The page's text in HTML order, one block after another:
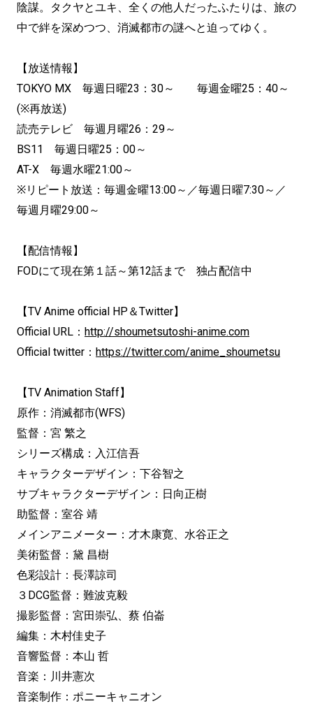
陰謀。タクヤとユキ、全くの他人だったふたりは、旅の
中で絆を深めつつ、消滅都市の謎へと迫ってゆく。
【放送情報】
TOKYO MX 毎週日曜23：30～ 毎週金曜25：40～
(※再放送)
読売テレビ 毎週月曜26：29～
BS11 毎週日曜25：00～
AT-X 毎週水曜21:00～
※リピート放送：毎週金曜13:00～／毎週日曜7:30～／
毎週月曜29:00～
【配信情報】
FODにて現在第１話～第12話まで 独占配信中
【TV Anime official HP＆Twitter】
Official URL： http://shoumetsutoshi-anime.com
Official twitter： https://twitter.com/anime_shoumetsu
【TV Animation Staff】
原作：消滅都市(WFS)
監督：宮 繁之
シリーズ構成：入江信吾
キャラクターデザイン：下谷智之
サブキャラクターデザイン：日向正樹
助監督：室谷 靖
メインアニメーター：才木康寛、水谷正之
美術監督：黛 昌樹
色彩設計：長澤諒司
３DCG監督：難波克毅
撮影監督：宮田崇弘、蔡 伯崙
編集：木村佳史子
音響監督：本山 哲
音楽：川井憲次
音楽制作：ポニーキャニオン